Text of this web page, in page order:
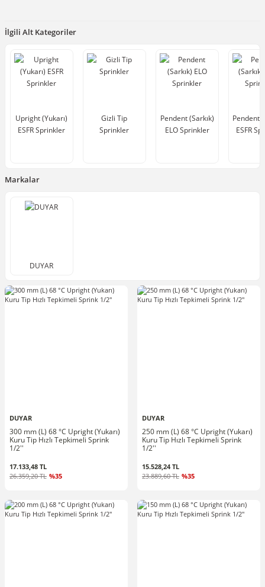
İlgili Alt Kategoriler
Upright (Yukarı)
ESFR Sprinkler
Gizli Tip
Sprinkler
Pendent (Sarkık)
ELO Sprinkler
Pendent
ESFR
Markalar
DUYAR
DUYAR
300 mm (L) 68 °C Upright (Yukarı)
Kuru Tip Hızlı Tepkimeli Sprink
1/2''
17.133,48 TL
26.359,20 TL %35
DUYAR
250 mm (L) 68 °C Upright (Yukarı)
Kuru Tip Hızlı Tepkimeli Sprink
1/2''
15.528,24 TL
23.889,60 TL %35